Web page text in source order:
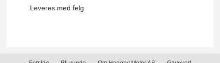
Leveres med felg